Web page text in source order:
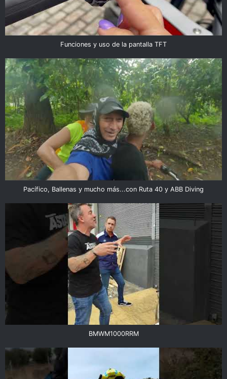
Funciones y uso de la pantalla TFT
Pacífico, Ballenas y mucho más...con Ruta 40 y ABB Diving
BMWM1000RRM